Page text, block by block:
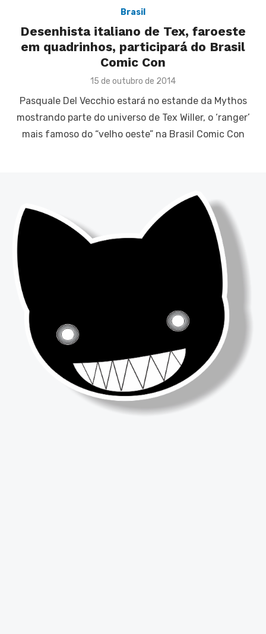
Brasil
Desenhista italiano de Tex, faroeste
em quadrinhos, participará do Brasil
Comic Con
Posted
15 de outubro de 2014
Pasquale Del Vecchio estará no estande da Mythos
mostrando parte do universo de Tex Willer, o ‘ranger’
mais famoso do “velho oeste” na Brasil Comic Con